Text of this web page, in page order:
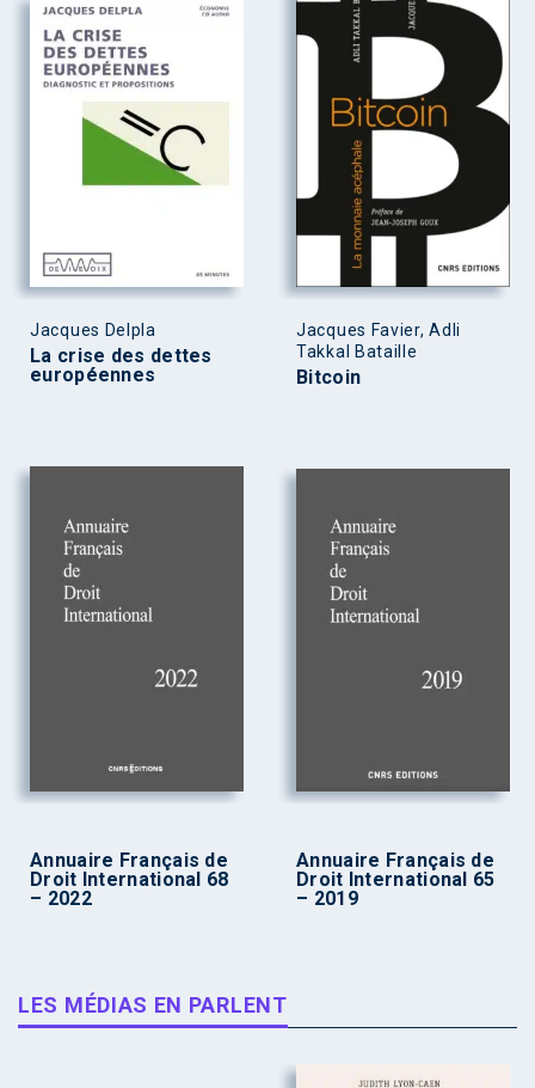
Jacques Delpla
La crise des dettes
européennes
Jacques Favier, Adli
Takkal Bataille
Bitcoin
Annuaire Français de
Droit International 68
– 2022
Annuaire Français de
Droit International 65
– 2019
LES MÉDIAS EN PARLENT